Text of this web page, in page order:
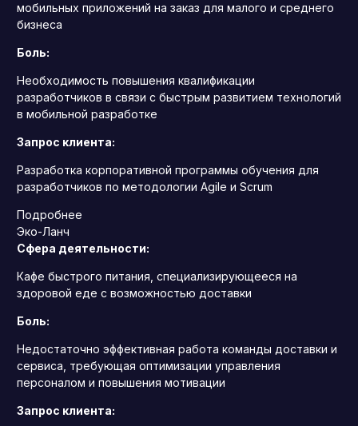
мобильных приложений на заказ для малого и среднего
бизнеса
Боль:
Необходимость повышения квалификации
разработчиков в связи с быстрым развитием технологий
в мобильной разработке
Запрос клиента:
Разработка корпоративной программы обучения для
разработчиков по методологии Agile и Scrum
Подробнее
Эко-Ланч
Сфера деятельности:
Кафе быстрого питания, специализирующееся на
здоровой еде с возможностью доставки
Боль:
Недостаточно эффективная работа команды доставки и
сервиса, требующая оптимизации управления
персоналом и повышения мотивации
Запрос клиента: